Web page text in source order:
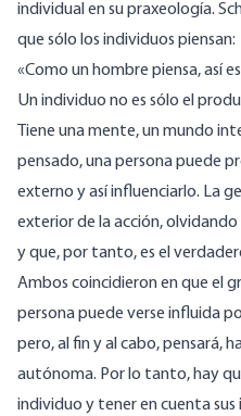
individual en su praxeología.
que sólo los individuos piensan:
«Como un hombre piensa, así
Un individuo no es sólo el
Tiene una mente, un mundo
pensado, una persona puede
externo y así influenciarlo. La
exterior de la acción,
y que, por tanto, es el
Ambos coincidieron en que el
persona puede verse influida
pero, al fin y al cabo, pensará,
autónoma. Por lo tanto, hay
individuo y tener en cuenta sus